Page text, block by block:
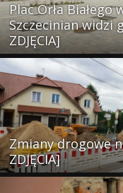
Plac Orła Białego
Szczecinian widzi
ZDJĘCIA]
Zmiany drogowe
ZDJĘCIA]